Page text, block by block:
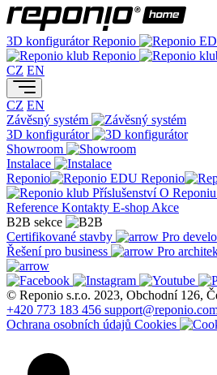
3D konfigurátorReponio
Reponio
CZ EN
CZ EN
Závěsný systém
3D konfigurátor
Showroom
Instalace
Reponio
Reponio
PříslušenstvíO Reponiu
Reference Kontakty E-shop Akce
B2B sekce
Certifikované stavby
Pro
Řešení pro business
Pro
© Reponio s.r.o. 2023, Obchodní 126,
+420 773 183 456
Ochrana osobních údajů Cookies